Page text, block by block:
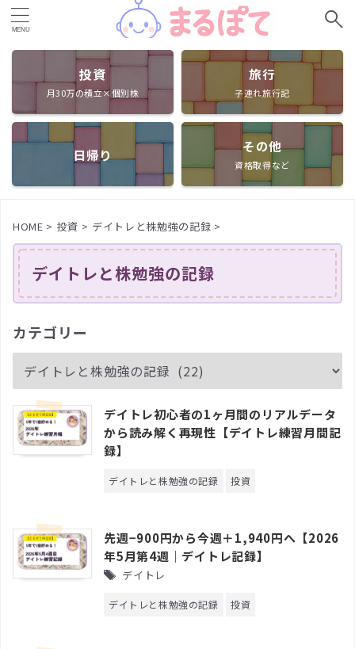
投資
月30万の積立×個別株
旅行
子連れ旅行記
日帰り その他
資格取得など
HOME > 投資 > デイトレと株勉強の記録 >
デイトレと株勉強の記録
カテゴリー
デイトレ初心者の1ヶ月間のリアルデータ
から読み解く再現性【デイトレ練習月間記
録】
デイトレと株勉強の記録 投資
先週−900円から今週＋1,940円へ【2026
年5月第4週｜デイトレ記録】
デイトレ
デイトレと株勉強の記録 投資